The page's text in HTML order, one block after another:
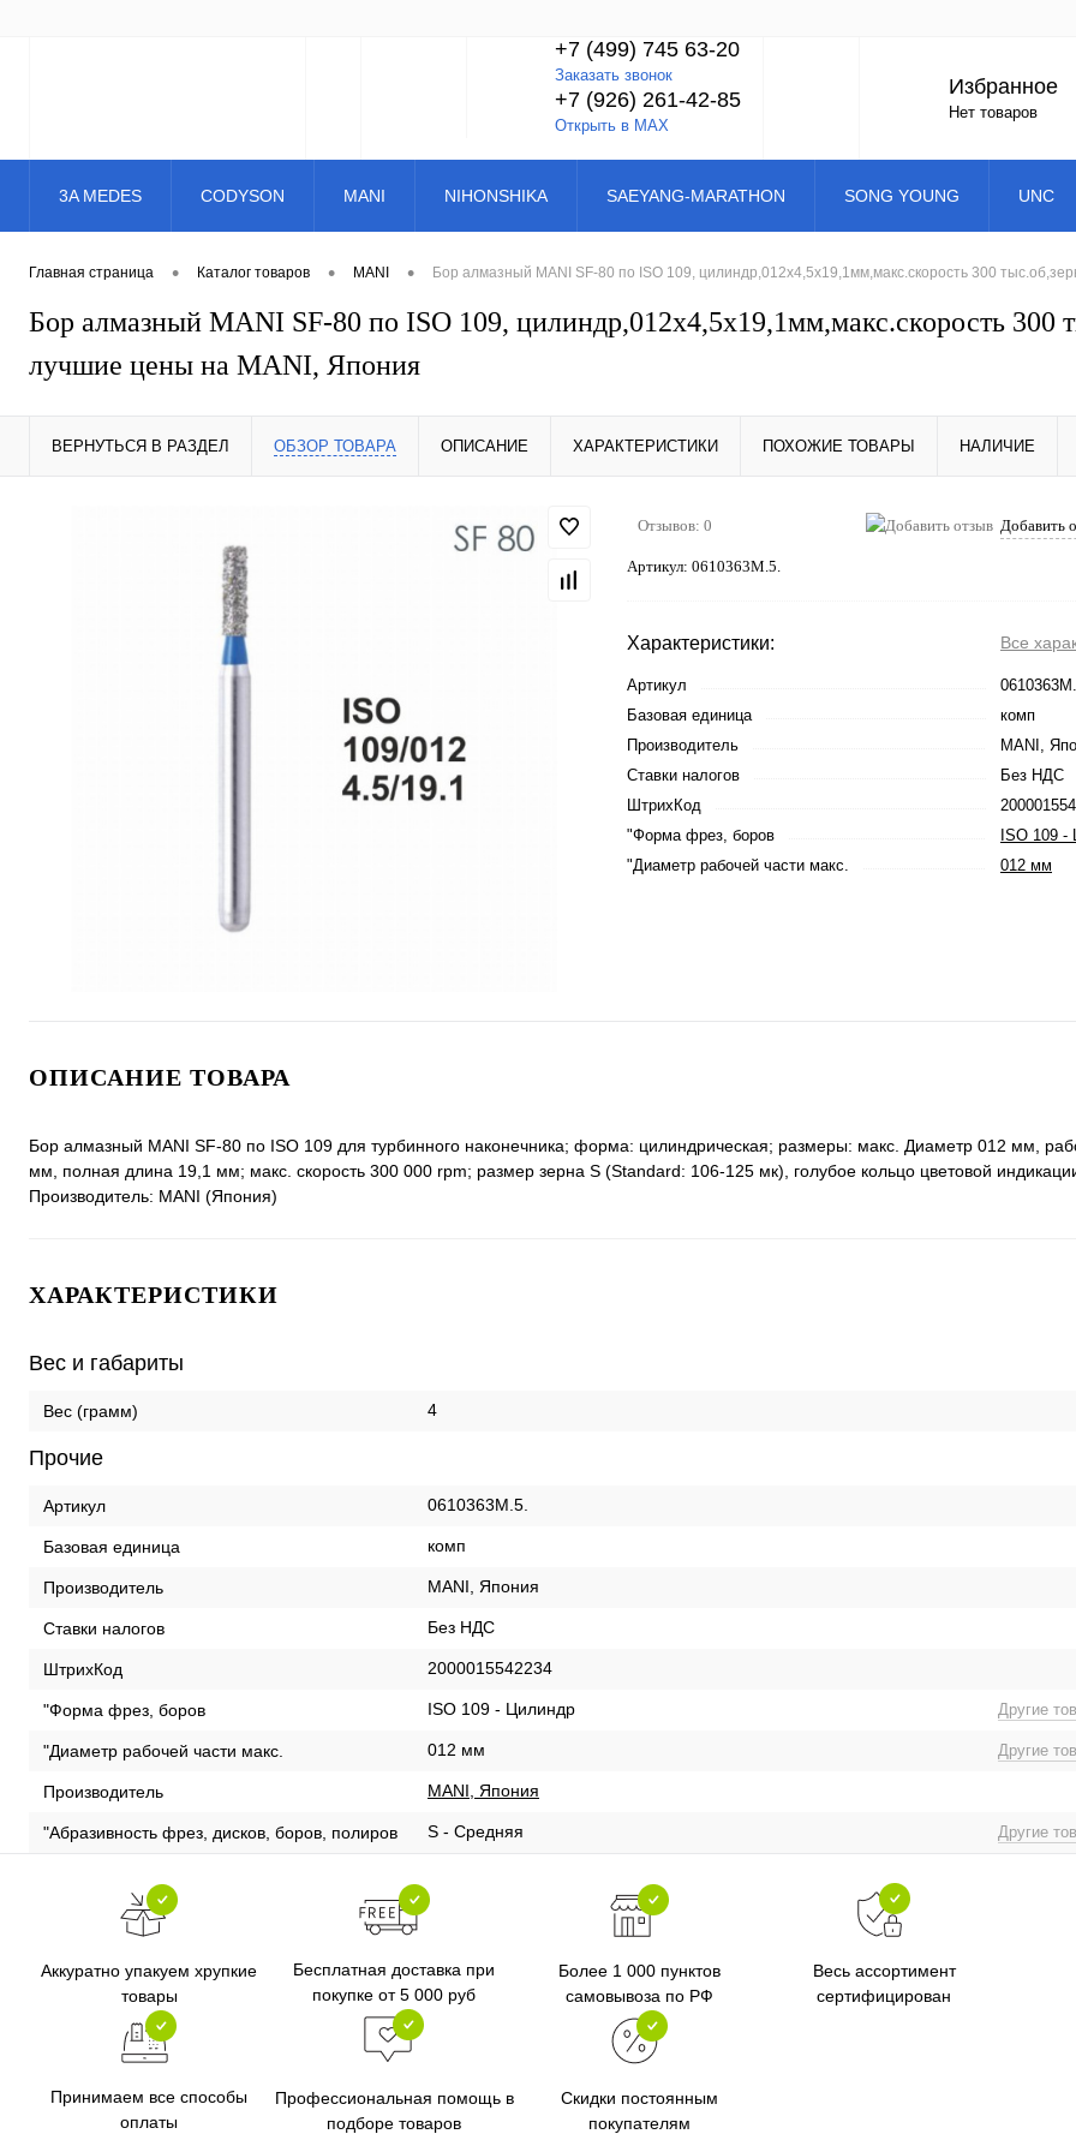
+7 (499) 745 63-20
Заказать звонок
+7 (926) 261-42-85
Открыть в MAX
Избранное
Нет товаров
3A MEDES CODYSON MANI NIHONSHIKA SAEYANG-MARATHON SONG YOUNG UNC
Главная страница • Каталог товаров • MANI • Бор алмазный MANI SF-80 по ISO 109, цилиндр,012х4,5х19,1мм,макс.скорость 300
Бор алмазный MANI SF-80 по ISO 109, цилиндр,012х4,5х19,1мм,макс.скорость 300
лучшие цены на MANI, Япония
ВЕРНУТЬСЯ В РАЗДЕЛ ОБЗОР ТОВАРА ОПИСАНИЕ ХАРАКТЕРИСТИКИ ПОХОЖИЕ ТОВАРЫ НАЛИЧИЕ
Отзывов: 0 Добавить
Артикул: 0610363M.5.
Характеристики: Все
Артикул
Базовая единица
комп
Производитель
MANI,
Ставки налогов
Без НДС
ШтрихКод
"Форма фрез, боров
ISO 109
"Диаметр рабочей части макс.
012 мм
ОПИСАНИЕ ТОВАРА
Бор алмазный MANI SF-80 по ISO 109 для турбинного наконечника; форма: цилиндрическая; размеры: макс. Диаметр 012 мм,
мм, полная длина 19,1 мм; макс. скорость 300 000 rpm; размер зерна S (Standard: 106-125 мк), голубое кольцо цветовой
Производитель: MANI (Япония)
ХАРАКТЕРИСТИКИ
Вес и габариты
Вес (грамм) 4
Прочие
Артикул 0610363M.5.
Базовая единица комп
Производитель MANI, Япония
Ставки налогов Без НДС
ШтрихКод 2000015542234
"Форма фрез, боров ISO 109 - Цилиндр Другие
"Диаметр рабочей части макс. 012 мм Другие
Производитель MANI, Япония
"Абразивность фрез, дисков, боров, полиров S - Средняя Другие
Аккуратно упакуем хрупкие
товары
Бесплатная доставка при
покупке от 5 000 руб
Более 1 000 пунктов
самовывоза по РФ
Весь ассортимент
сертифицирован
Принимаем все способы
оплаты
Профессиональная помощь в
подборе товаров
Скидки постоянным
покупателям